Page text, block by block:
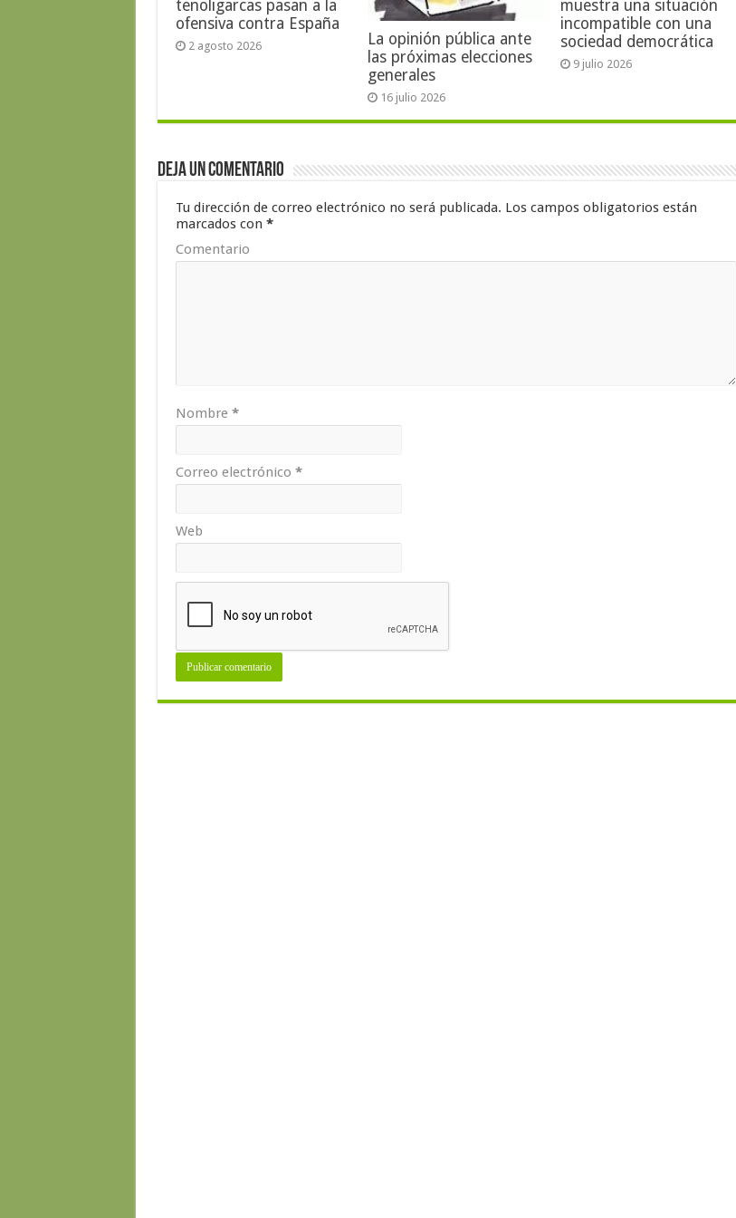
tenoligarcas pasan a la
ofensiva contra España
2 agosto 2026
La opinión pública ante
las próximas elecciones
generales
16 julio 2026
muestra una situación
incompatible con una
sociedad democrática
9 julio 2026
Deja un comentario
Tu dirección de correo electrónico no será publicada. Los campos obligatorios están
marcados con *
Comentario
Nombre *
Correo electrónico *
Web